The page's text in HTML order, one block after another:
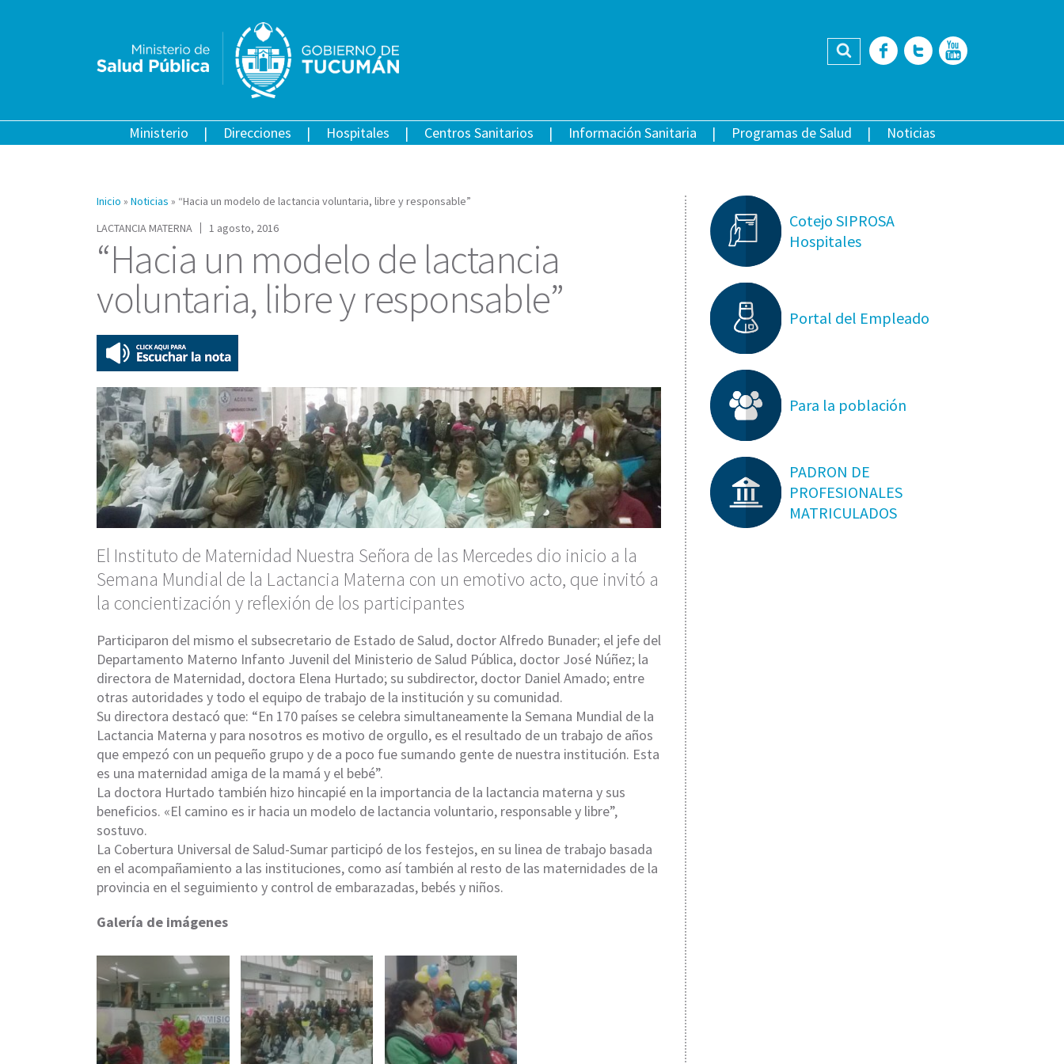
Buscar Facebook
Twitter
Ministerio Direcciones Hospitales Centros Sanitarios Información Sanitaria Programas de Salud Noticias
Inicio » Noticias » “Hacia un modelo de lactancia voluntaria, libre y responsable”
LACTANCIA MATERNA
1 agosto, 2016
“Hacia un modelo de lactancia
voluntaria, libre y responsable”
El Instituto de Maternidad Nuestra Señora de las Mercedes dio inicio a la
Semana Mundial de la Lactancia Materna con un emotivo acto, que invitó a
la concientización y reflexión de los participantes
Participaron del mismo el subsecretario de Estado de Salud, doctor Alfredo Bunader; el jefe del
Departamento Materno Infanto Juvenil del Ministerio de Salud Pública, doctor José Núñez; la
directora de Maternidad, doctora Elena Hurtado; su subdirector, doctor Daniel Amado; entre
otras autoridades y todo el equipo de trabajo de la institución y su comunidad.
Su directora destacó que: “En 170 países se celebra simultaneamente la Semana Mundial de la
Lactancia Materna y para nosotros es motivo de orgullo, es el resultado de un trabajo de años
que empezó con un pequeño grupo y de a poco fue sumando gente de nuestra institución. Esta
es una maternidad amiga de la mamá y el bebé”.
La doctora Hurtado también hizo hincapié en la importancia de la lactancia materna y sus
beneficios. «El camino es ir hacia un modelo de lactancia voluntario, responsable y libre”,
sostuvo.
La Cobertura Universal de Salud-Sumar participó de los festejos, en su linea de trabajo basada
en el acompañamiento a las instituciones, como así también al resto de las maternidades de la
provincia en el seguimiento y control de embarazadas, bebés y niños.
Galería de imágenes
Cotejo SIPROSA
Hospitales
Portal del Empleado
Para la población
PADRON DE
PROFESIONALES
MATRICULADOS